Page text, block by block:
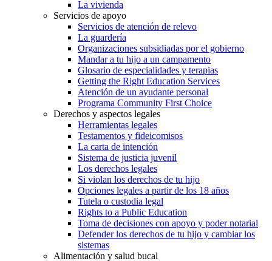
La vivienda
Servicios de apoyo
Servicios de atención de relevo
La guardería
Organizaciones subsidiadas por el gobierno
Mandar a tu hijo a un campamento
Glosario de especialidades y terapias
Getting the Right Education Services
Atención de un ayudante personal
Programa Community First Choice
Derechos y aspectos legales
Herramientas legales
Testamentos y fideicomisos
La carta de intención
Sistema de justicia juvenil
Los derechos legales
Si violan los derechos de tu hijo
Opciones legales a partir de los 18 años
Tutela o custodia legal
Rights to a Public Education
Toma de decisiones con apoyo y poder notarial
Defender los derechos de tu hijo y cambiar los
sistemas
Alimentación y salud bucal